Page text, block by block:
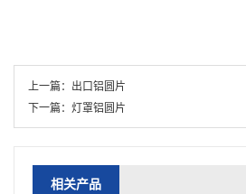
上一篇： 出口铝圆片
下一篇： 灯罩铝圆片
相关产品